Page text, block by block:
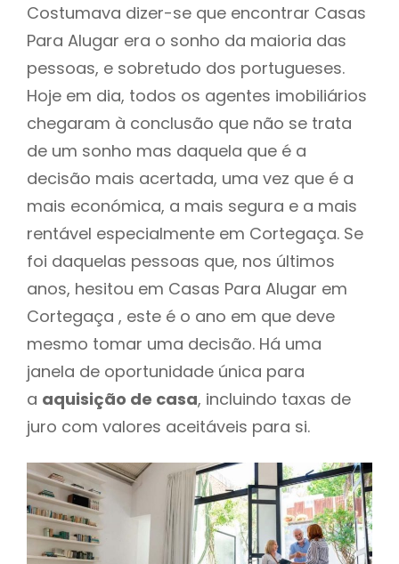
Costumava dizer-se que encontrar Casas
Para Alugar era o sonho da maioria das
pessoas, e sobretudo dos portugueses.
Hoje em dia, todos os agentes imobiliários
chegaram à conclusão que não se trata
de um sonho mas daquela que é a
decisão mais acertada, uma vez que é a
mais económica, a mais segura e a mais
rentável especialmente em Cortegaça. Se
foi daquelas pessoas que, nos últimos
anos, hesitou em Casas Para Alugar em
Cortegaça , este é o ano em que deve
mesmo tomar uma decisão. Há uma
janela de oportunidade única para
a aquisição de casa, incluindo taxas de
juro com valores aceitáveis para si.